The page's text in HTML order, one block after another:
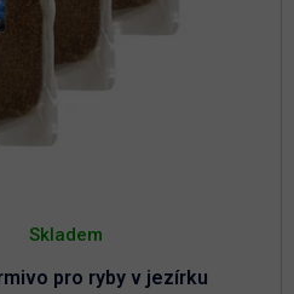
pro ryby v jezírku
Skladem